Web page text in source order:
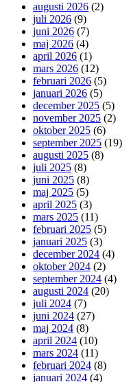
augusti 2026 (2)
juli 2026 (9)
juni 2026 (7)
maj 2026 (4)
april 2026 (1)
mars 2026 (12)
februari 2026 (5)
januari 2026 (5)
december 2025 (5)
november 2025 (2)
oktober 2025 (6)
september 2025 (19)
augusti 2025 (8)
juli 2025 (8)
juni 2025 (8)
maj 2025 (5)
april 2025 (3)
mars 2025 (11)
februari 2025 (5)
januari 2025 (3)
december 2024 (4)
oktober 2024 (2)
september 2024 (4)
augusti 2024 (20)
juli 2024 (7)
juni 2024 (27)
maj 2024 (8)
april 2024 (10)
mars 2024 (11)
februari 2024 (8)
januari 2024 (4)